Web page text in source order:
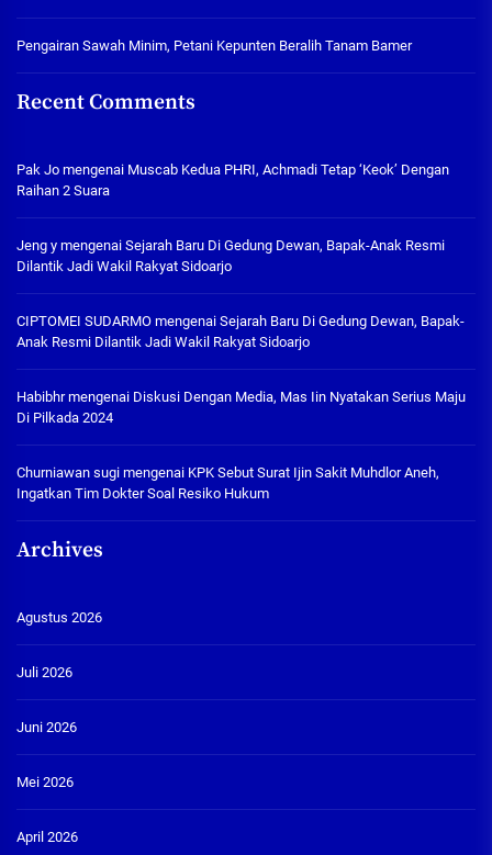
Pengairan Sawah Minim, Petani Kepunten Beralih Tanam Bamer
Recent Comments
Pak Jo mengenai Muscab Kedua PHRI, Achmadi Tetap ‘Keok’ Dengan
Raihan 2 Suara
Jeng y mengenai Sejarah Baru Di Gedung Dewan, Bapak-Anak Resmi
Dilantik Jadi Wakil Rakyat Sidoarjo
CIPTOMEI SUDARMO mengenai Sejarah Baru Di Gedung Dewan, Bapak-
Anak Resmi Dilantik Jadi Wakil Rakyat Sidoarjo
Habibhrmengenai Diskusi Dengan Media, Mas Iin Nyatakan Serius Maju
Di Pilkada 2024
Churniawan sugi mengenai KPK Sebut Surat Ijin Sakit Muhdlor Aneh,
Ingatkan Tim Dokter Soal Resiko Hukum
Archives
Agustus 2026
Juli 2026
Juni 2026
Mei 2026
April 2026